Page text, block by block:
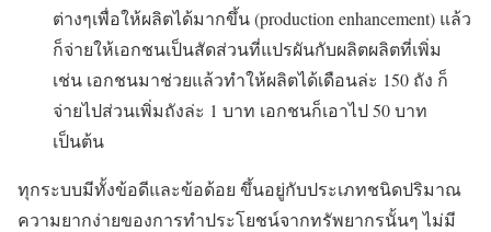
ต่างๆเพื่อให้ผลิตได้มากขึ้น (production enhancement) แล้ว
ก็จ่ายให้เอกชนเป็นสัดส่วนที่แปรผันกับผลิตผลิตที่เพิ่ม
เช่น เอกชนมาช่วยแล้วทำให้ผลิตได้เดือนล่ะ 150 ถัง ก็
จ่ายไปส่วนเพิ่มถังล่ะ 1 บาท เอกชนก็เอาไป 50 บาท
เป็นต้น
ทุกระบบมีทั้งข้อดีและข้อด้อย ขึ้นอยู่กับประเภทชนิดปริมาณ
ความยากง่ายของการทำประโยชน์จากทรัพยากรนั้นๆ ไม่มี